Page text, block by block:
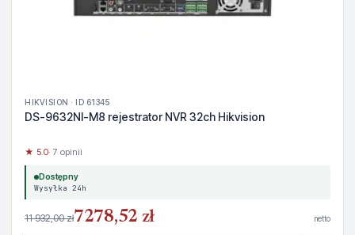
HIKVISION · ID 61345
DS-9632NI-M8 rejestrator NVR 32ch Hikvision
★ 5.0· 7 opinii
Dostępny
Wysyłka 24h
11 932,00 zł7278,52 zł netto